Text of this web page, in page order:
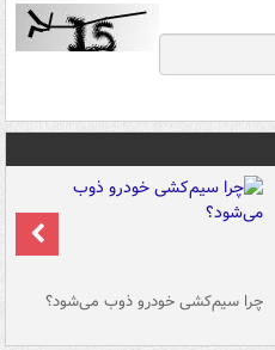
چرا سیم‌کشی خودرو ذوب می‌شود؟